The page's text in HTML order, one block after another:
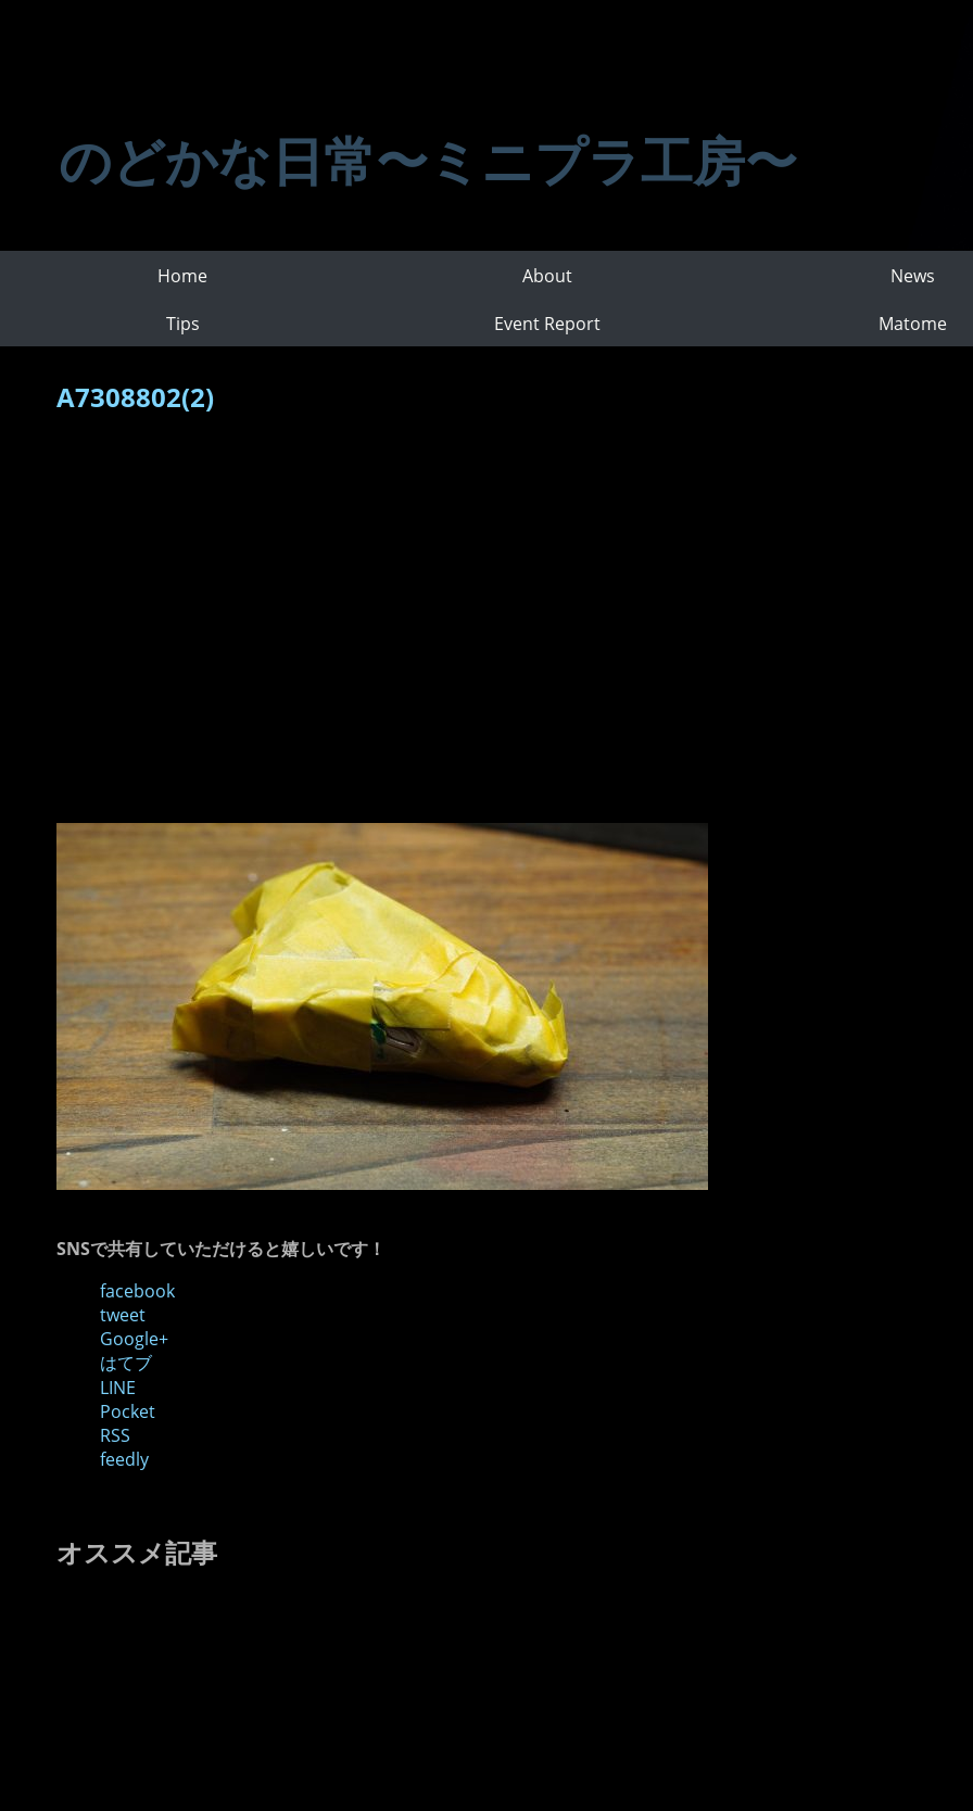
のどかな日常〜ミニプラ工房〜
Home About
News
Tips
Event Report Matome
A7308802(2)
SNSで共有していただけると嬉しいです！
facebook
tweet
Google+
はてブ
LINE
Pocket
RSS
feedly
オススメ記事